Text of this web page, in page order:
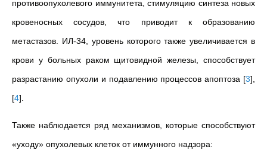
противоопухолевого иммунитета, стимуляцию синтеза новых
кровеносных сосудов, что приводит к образованию
метастазов. ИЛ-34, уровень которого также увеличивается в
крови у больных раком щитовидной железы, способствует
разрастанию опухоли и подавлению процессов апоптоза [3]
[4]
Также наблюдается ряд механизмов, которые способствуют
«уходу» опухолевых клеток от иммунного надзора: